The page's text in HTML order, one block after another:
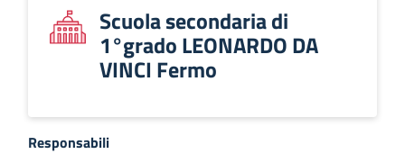
Scuola secondaria di
1°grado LEONARDO DA
VINCI Fermo
Responsabili